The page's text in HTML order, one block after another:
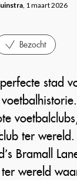
, 1 maart 2026
Bezocht
stad
ter
Bramall
wereld